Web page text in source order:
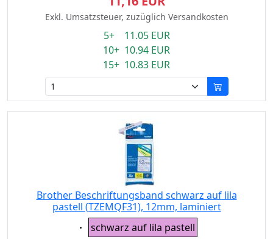
Exkl. Umsatzsteuer, zuzüglich Versandkosten
5+ 11.05 EUR
10+ 10.94 EUR
15+ 10.83 EUR
Brother Beschriftungsband schwarz auf lila
pastell (TZEMQF31), 12mm, laminiert
Eigenschaft:
schwarz auf lila pastell